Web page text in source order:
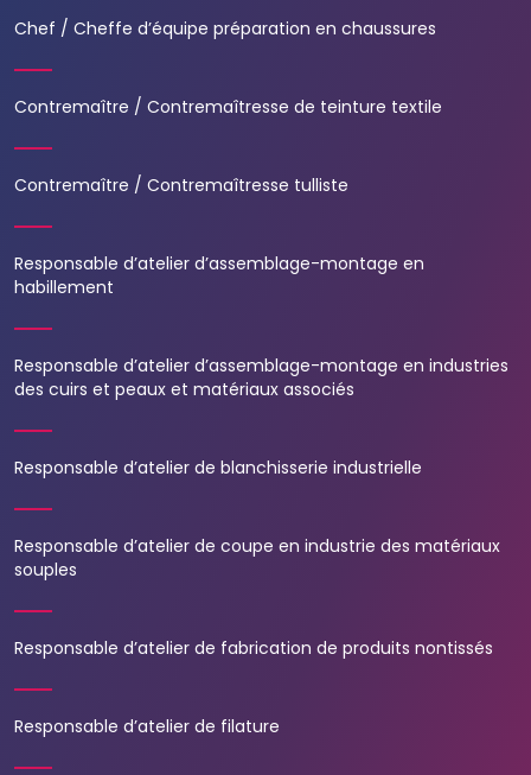
Chef / Cheffe d’équipe préparation en chaussures
Contremaître / Contremaîtresse de teinture textile
Contremaître / Contremaîtresse tulliste
Responsable d’atelier d’assemblage-montage en
habillement
Responsable d’atelier d’assemblage-montage en industries
des cuirs et peaux et matériaux associés
Responsable d’atelier de blanchisserie industrielle
Responsable d’atelier de coupe en industrie des matériaux
souples
Responsable d’atelier de fabrication de produits nontissés
Responsable d’atelier de filature